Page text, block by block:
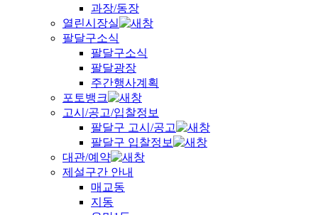
과장/동장
열린시장실
팔달구소식
팔달구소식
팔달광장
주간행사계획
포토뱅크
고시/공고/입찰정보
팔달구 고시/공고
팔달구 입찰정보
대관/예약
제설구간 안내
매교동
지동